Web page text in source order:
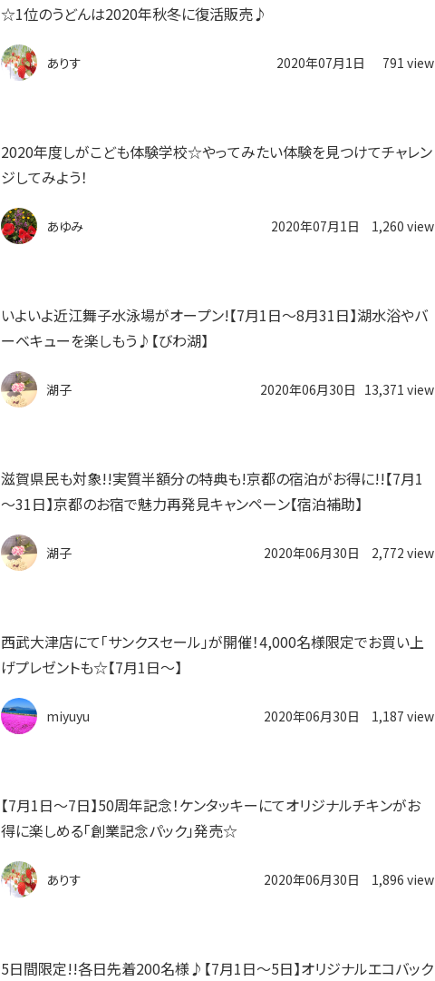
☆1位のうどんは2020年秋冬に復活販売♪
ありす 2020年07月1日 791 view
2020年度しがこども体験学校☆やってみたい体験を見つけてチャレン
ジしてみよう！
あゆみ 2020年07月1日 1,260 view
いよいよ近江舞子水泳場がオープン!【7月1日～8月31日】湖水浴やバ
ーベキューを楽しもう♪【びわ湖】
湖子 2020年06月30日 13,371 view
滋賀県民も対象!!実質半額分の特典も!京都の宿泊がお得に!!【7月1
～31日】京都のお宿で魅力再発見キャンペーン【宿泊補助】
湖子 2020年06月30日 2,772 view
西武大津店にて「サンクスセール」が開催！4,000名様限定でお買い上
げプレゼントも☆【7月1日〜】
miyuyu 2020年06月30日 1,187 view
【7月1日～7日】50周年記念！ケンタッキーにてオリジナルチキンがお
得に楽しめる「創業記念パック」発売☆
ありす 2020年06月30日 1,896 view
5日間限定!!各日先着200名様♪【7月1日～5日】オリジナルエコバック